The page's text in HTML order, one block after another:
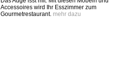
Accessoires wird Ihr Esszimmer zum
Gourmetrestaurant. mehr dazu